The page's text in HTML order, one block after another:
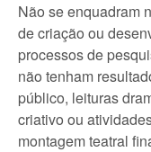
Não se enquadram
de criação ou
processos de
não tenham
público, leituras
criativo ou
montagem teatral